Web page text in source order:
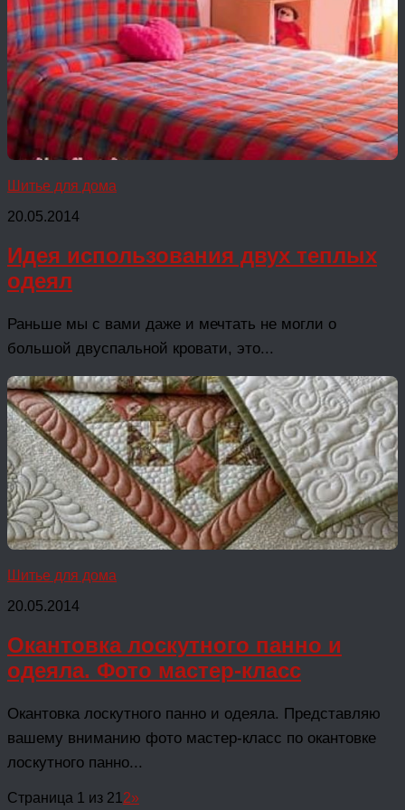
Шитье для дома
20.05.2014
Идея использования двух теплых
одеял
Раньше мы с вами даже и мечтать не могли о
большой двуспальной кровати, это...
Шитье для дома
20.05.2014
Окантовка лоскутного панно и
одеяла. Фото мастер-класс
Окантовка лоскутного панно и одеяла. Представляю
вашему вниманию фото мастер-класс по окантовке
лоскутного панно...
Страница 1 из 21 2»